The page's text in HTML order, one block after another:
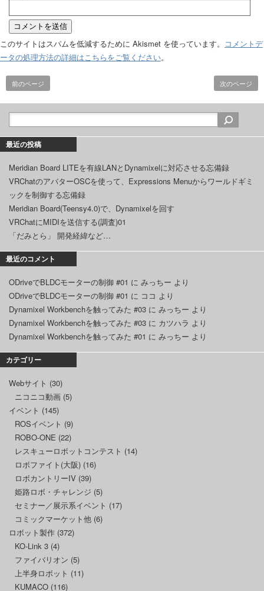
このサイトはスパムを低減するために Akismet を使っています。 コメントデ
ータの処理方法の詳細はこちらをご覧ください。
前のページ 次のページ
最近の投稿
Meridian Board LITEを有線LANとDynamixelに対応させる忘備録
VRChatのアバターOSCを使って、Expressions Menuからワールドギミ
ックを制御する忘備録
Meridian Board(Teensy4.0)で、Dynamixelを回す
VRChatにMIDIを送信する(調査)01
「だみとら」 開発経緯など…
最近のコメント
ODriveでBLDCモーターの制御 #01 に みっちー より
ODriveでBLDCモーターの制御 #01 に ココ より
Dynamixel Workbenchを触ってみた #03 に みっちー より
Dynamixel Workbenchを触ってみた #03 に カツハラ より
Dynamixel Workbenchを触ってみた #01 に みっちー より
カテゴリー
Webサイト (30)
ニコニコ動画 (5)
イベント (145)
ROSイベント (9)
ROBO-ONE (22)
レスキューロボットコンテスト (14)
ロボファイト(大阪) (16)
ロボカントリーIV (39)
姫路ロボ・チャレンジ (5)
セミナー／展示系イベント (17)
コミックマーケット他 (6)
ロボット製作 (372)
KO-Link 3 (4)
ファイバリオン (5)
上半身ロボット (11)
KUMACO (116)